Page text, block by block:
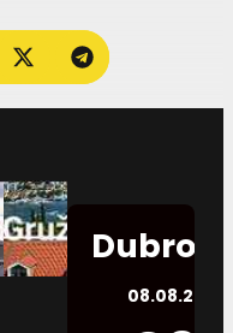
08.08.2026.